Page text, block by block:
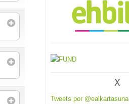
X
Tweets por @ealkartasuna